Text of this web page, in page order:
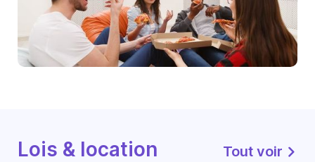
Lois & location Tout voir